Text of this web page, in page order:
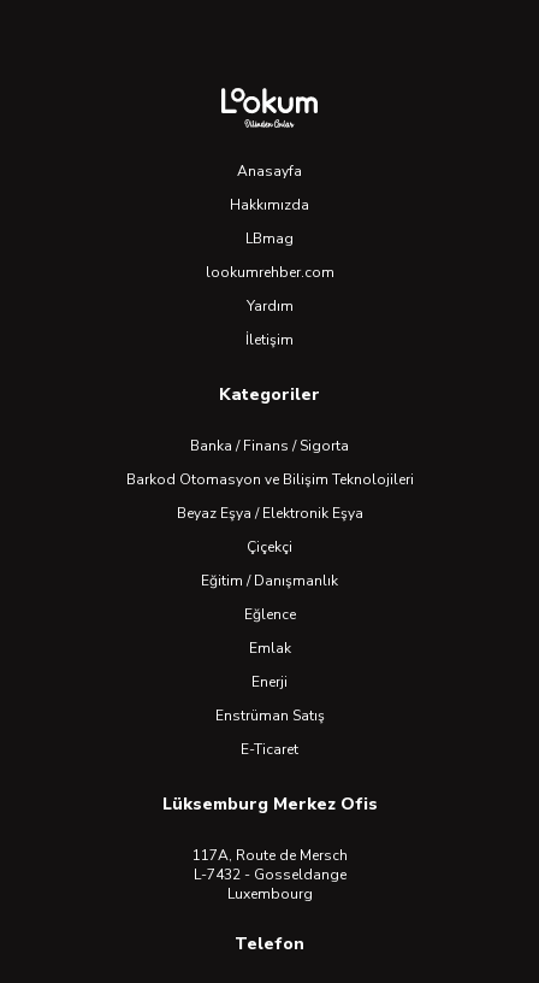
Anasayfa
Hakkımızda
LBmag
lookumrehber.com
Yardım
İletişim
Kategoriler
Banka / Finans / Sigorta
Barkod Otomasyon ve Bilişim Teknolojileri
Beyaz Eşya / Elektronik Eşya
Çiçekçi
Eğitim / Danışmanlık
Eğlence
Emlak
Enerji
Enstrüman Satış
E-Ticaret
Lüksemburg Merkez Ofis
117A, Route de Mersch
L-7432 - Gosseldange
Luxembourg
Telefon